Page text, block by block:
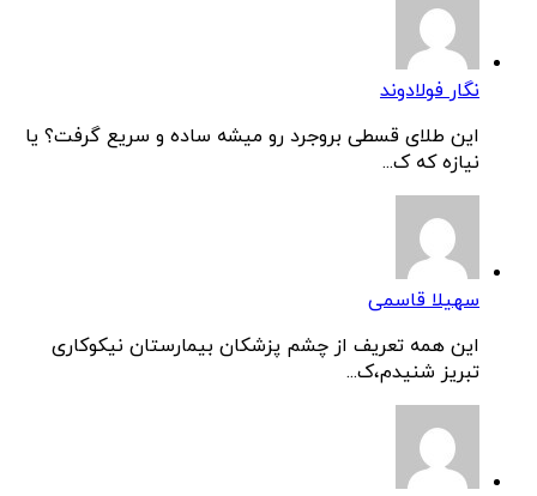
نگار فولادوند
این طلای قسطی بروجرد رو میشه ساده و سریع گرفت؟ یا
نیازه که ک...
سهیلا قاسمی
این همه تعریف از چشم پزشکان بیمارستان نیکوکاری
تبریز شنیدم،ک...